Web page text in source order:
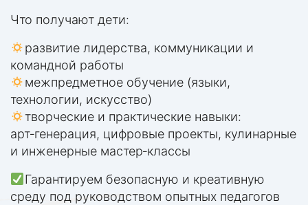
Что получают дети:
развитие лидерства, коммуникации и
командной работы
межпредметное обучение (языки,
технологии, искусство)
творческие и практические навыки:
арт‑генерация, цифровые проекты, кулинарные
и инженерные мастер‑клaссы
Гарантируем безопасную и креативную
среду под руководством опытных педагогов